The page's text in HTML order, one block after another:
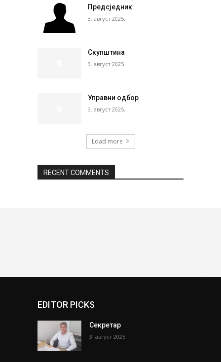
Предсједник
3. август 2025.
Скупштина
3. август 2025.
Управни одбор
3. август 2025.
Load more
RECENT COMMENTS
EDITOR PICKS
Секретар
3. август 2025.